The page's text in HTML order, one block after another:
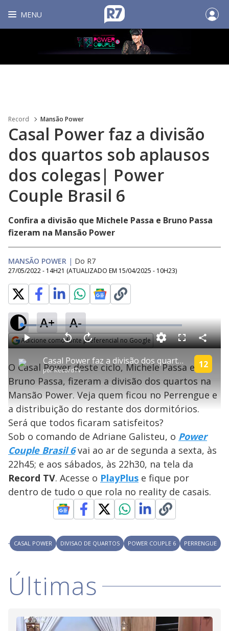
MENU
Record Mansão Power
Casal Power faz a divisão
dos quartos sob aplausos
dos colegas| Power
Couple Brasil 6
Confira a divisão que Michele Passa e Bruno Passa
fizeram na Mansão Power
MANSÃO POWER | Do R7
27/05/2022 - 14H21 (ATUALIZADO EM 15/04/2025 - 10H23)
A+ A-
Adicione como fonte preferencial no Google
P
l
a
y
V
i
d
e
o
Casal Power faz a divisão dos quartos sob aplausos dos colegas| Power Couple Brasil 6
porRecordTV
12
P V
l
t
a
r
1
0
e
g
n
d
s
A
n
ç
a
1
s
e
g
u
n
o
s
M
u
d
L
o
a
d
e
.
3
9
%
F
l
s
c
e
n
C
o
m
p
a
i
a
O Casal Power deste ciclo, Michele Passa e
Bruno Passa, fizeram a divisão dos quartos na
Mansão Power. Veja quem ficou no Perrengue e
a distribuição do restante dos dormitórios.
Será que todos ficaram satisfeitos?
Sob o comando de Adriane Galisteu, o Power
Couple Brasil 6vai ao ar de segunda a sexta, às
22h45; e aos sábados, às 22h30, na tela da
Record TV. Acesse o PlayPlus e fique por
dentro de tudo o que rola no reality de casais.
CASAL POWER DIVISAO DE QUARTOS POWER COUPLE 6 PERRENGUE
Últimas